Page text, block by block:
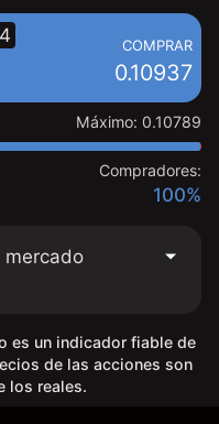
COMPRAR
0.10937
Máximo: 0.10789
Compradores:
100%
mercado
es un indicador fiable de
de las acciones son
los reales.